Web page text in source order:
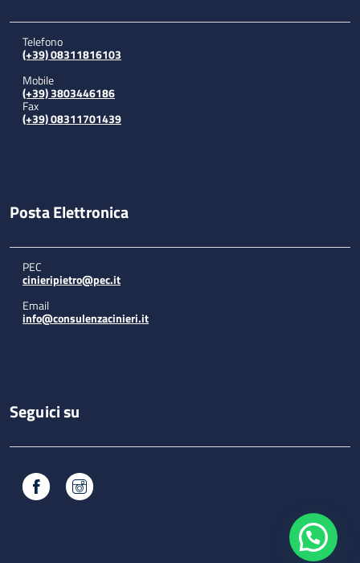
Telefono
(+39) 08311816103
Mobile
(+39) 3803446186
Fax
(+39) 08311701439
Posta Elettronica
PEC
cinieripietro@pec.it
Email
info@consulenzacinieri.it
Seguici su
Facebook